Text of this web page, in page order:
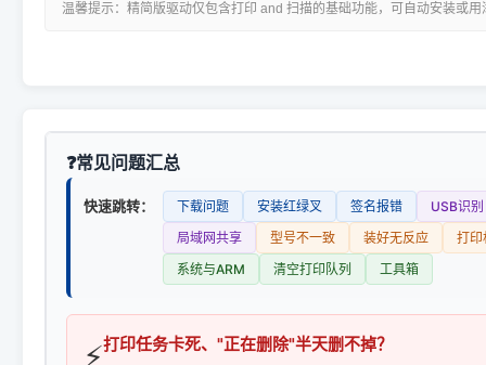
温馨提示：精简版驱动仅包含打印 and 扫描的基础功能，可自动安装或
常见问题汇总
快速跳转： 下载问题 安装红绿叉 签名报错
USB识别
局域网共享
型号不一致 装好无反应
打印
系统与ARM
清空打印队列 工具箱
⚡打印任务卡死、"正在删除"半天删不掉？